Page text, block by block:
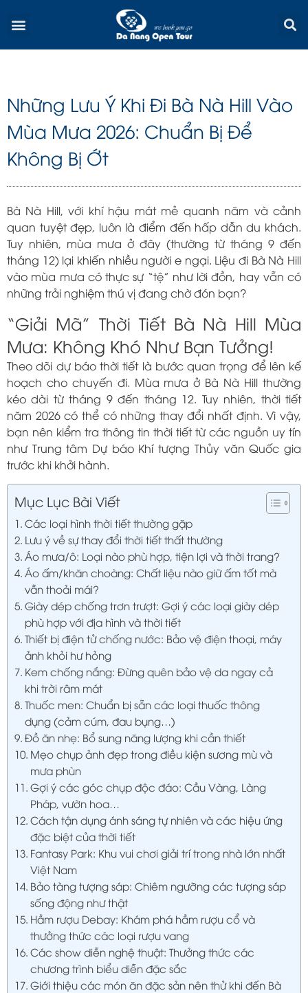
Menu
Những Lưu Ý Khi Đi Bà Nà Hill Vào
Mùa Mưa 2026: Chuẩn Bị Để
Không Bị Ớt
Bà Nà Hill, với khí hậu mát mẻ quanh năm và cảnh
quan tuyệt đẹp, luôn là điểm đến hấp dẫn du khách.
Tuy nhiên, mùa mưa ở đây (thường từ tháng 9 đến
tháng 12) lại khiến nhiều người e ngại. Liệu đi Bà Nà Hill
vào mùa mưa có thực sự “tệ” như lời đồn, hay vẫn có
những trải nghiệm thú vị đang chờ đón bạn?
“Giải Mã” Thời Tiết Bà Nà Hill Mùa
Mưa: Không Khó Như Bạn Tưởng!
Theo dõi dự báo thời tiết là bước quan trọng để lên kế
hoạch cho chuyến đi. Mùa mưa ở Bà Nà Hill thường
kéo dài từ tháng 9 đến tháng 12. Tuy nhiên, thời tiết
năm 2026 có thể có những thay đổi nhất định. Vì vậy,
bạn nên kiểm tra thông tin thời tiết từ các nguồn uy tín
như Trung tâm Dự báo Khí tượng Thủy văn Quốc gia
trước khi khởi hành.
Mục Lục Bài Viết
Các loại hình thời tiết thường gặp
Lưu ý về sự thay đổi thời tiết thất thường
Áo mưa/ô: Loại nào phù hợp, tiện lợi và thời trang?
Áo ấm/khăn choàng: Chất liệu nào giữ ấm tốt mà
vẫn thoải mái?
Giày dép chống trơn trượt: Gợi ý các loại giày dép
phù hợp với địa hình và thời tiết
Thiết bị điện tử chống nước: Bảo vệ điện thoại, máy
ảnh khỏi hư hỏng
Kem chống nắng: Đừng quên bảo vệ da ngay cả
khi trời râm mát
Thuốc men: Chuẩn bị sẵn các loại thuốc thông
dụng (cảm cúm, đau bụng…)
Đồ ăn nhẹ: Bổ sung năng lượng khi cần thiết
Mẹo chụp ảnh đẹp trong điều kiện sương mù và
mưa phùn
Gợi ý các góc chụp độc đáo: Cầu Vàng, Làng
Pháp, vườn hoa…
Cách tận dụng ánh sáng tự nhiên và các hiệu ứng
đặc biệt của thời tiết
Fantasy Park: Khu vui chơi giải trí trong nhà lớn nhất
Việt Nam
Bảo tàng tượng sáp: Chiêm ngưỡng các tượng sáp
sống động như thật
Hầm rượu Debay: Khám phá hầm rượu cổ và
thưởng thức các loại rượu vang
Các show diễn nghệ thuật: Thưởng thức các
chương trình biểu diễn đặc sắc
Giới thiệu các món ăn đặc sản nên thử khi đến Bà